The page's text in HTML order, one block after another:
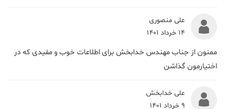
علی منصوری
14 خرداد 1401
ممنون از جناب مهندس خدابخش برای اطلاعات خوب و مفیدی که در
اختیارمون گذاشن
علی خدابخش
9 خرداد 1401